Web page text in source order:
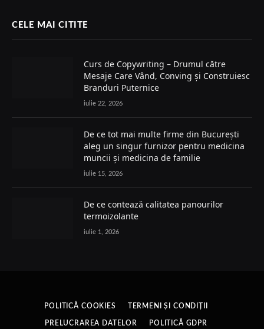
CELE MAI CITITE
Curs de Copywriting – Drumul către
Mesaje Care Vând, Conving și Construiesc
Branduri Puternice
iulie 22, 2026
De ce tot mai multe firme din București
aleg un singur furnizor pentru medicina
muncii și medicina de familie
iulie 15, 2026
De ce contează calitatea panourilor
termoizolante
iulie 1, 2026
POLITICĂ COOKIES TERMENI ȘI CONDIȚII
PRELUCRAREA DATELOR POLITICĂ GDPR